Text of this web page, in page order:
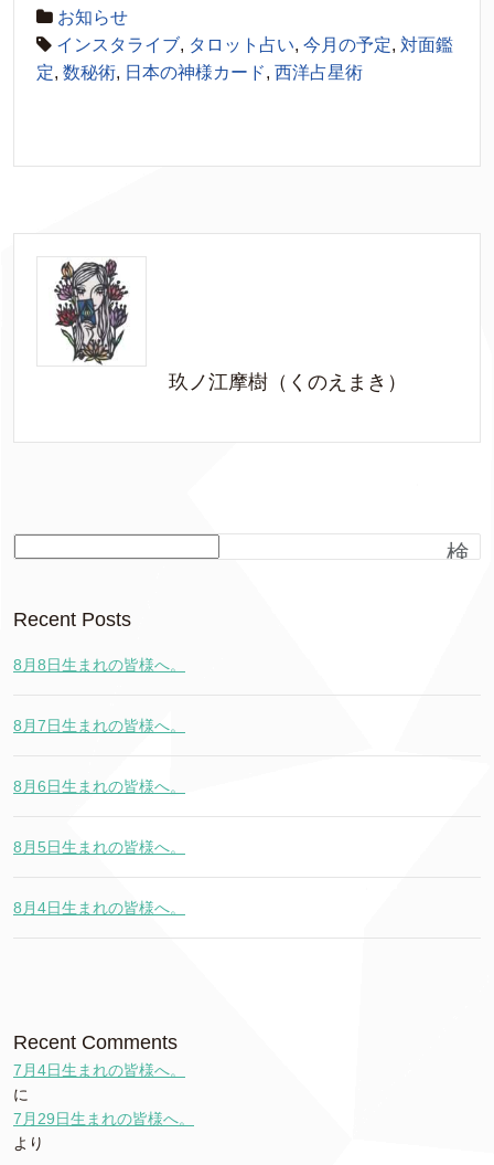
お知らせ
インスタライブ, タロット占い, 今月の予定, 対面鑑
定, 数秘術, 日本の神様カード, 西洋占星術
玖ノ江摩樹（くのえまき）
検
Recent Posts
8月8日生まれの皆様へ。
8月7日生まれの皆様へ。
8月6日生まれの皆様へ。
8月5日生まれの皆様へ。
8月4日生まれの皆様へ。
Recent Comments
7月4日生まれの皆様へ。
に
7月29日生まれの皆様へ。
より